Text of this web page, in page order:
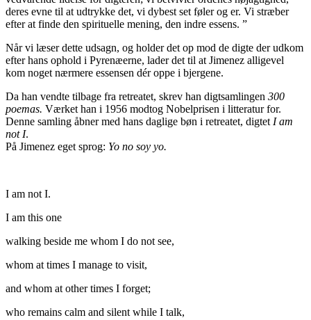
deres evne til at udtrykke det, vi dybest set føler og er. Vi stræber
efter at finde den spirituelle mening, den indre essens. ”
Når vi læser dette udsagn, og holder det op mod de digte der udkom
efter hans ophold i Pyrenæerne, lader det til at Jimenez alligevel
kom noget nærmere essensen dér oppe i bjergene.
Da han vendte tilbage fra retreatet, skrev han digtsamlingen 300
poemas. Værket han i 1956 modtog Nobelprisen i litteratur for.
Denne samling åbner med hans daglige bøn i retreatet, digtet I am
not I.
På Jimenez eget sprog: Yo no soy yo.
I am not I.
I am this one
walking beside me whom I do not see,
whom at times I manage to visit,
and whom at other times I forget;
who remains calm and silent while I talk,